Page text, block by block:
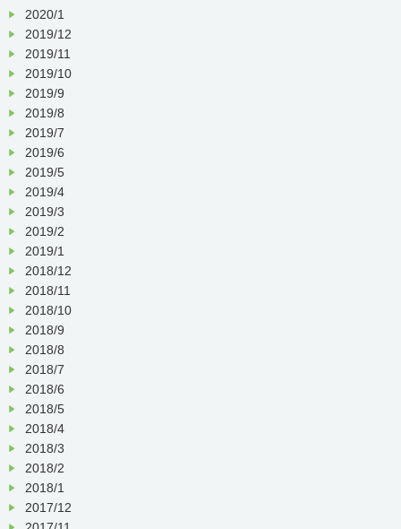
2020/1
2019/12
2019/11
2019/10
2019/9
2019/8
2019/7
2019/6
2019/5
2019/4
2019/3
2019/2
2019/1
2018/12
2018/11
2018/10
2018/9
2018/8
2018/7
2018/6
2018/5
2018/4
2018/3
2018/2
2018/1
2017/12